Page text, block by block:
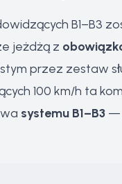
B1–B3
jeżdżą z
przez zestaw
100 km/h ta
systemu B1–B3 —